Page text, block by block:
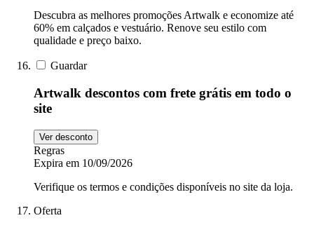
Descubra as melhores promoções Artwalk e economize até
60% em calçados e vestuário. Renove seu estilo com
qualidade e preço baixo.
Guardar
Artwalk descontos com frete grátis em todo o
site
Ver desconto
Regras
Expira em 10/09/2026
Verifique os termos e condições disponíveis no site da loja.
Oferta